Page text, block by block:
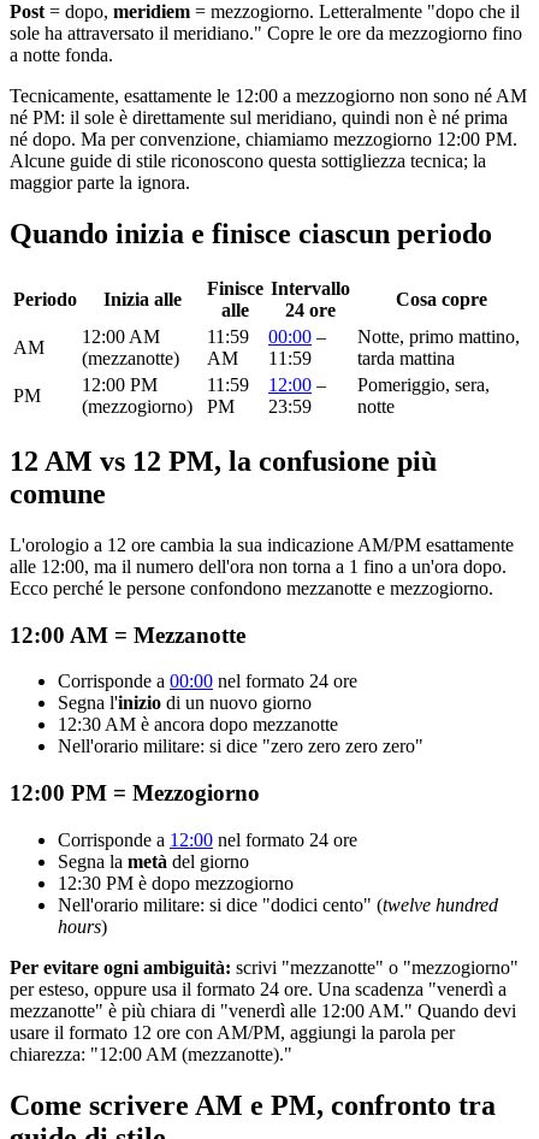
Post = dopo, meridiem = mezzogiorno. Letteralmente "dopo che il
sole ha attraversato il meridiano." Copre le ore da mezzogiorno fino
a notte fonda.
Tecnicamente, esattamente le 12:00 a mezzogiorno non sono né AM
né PM: il sole è direttamente sul meridiano, quindi non è né prima
né dopo. Ma per convenzione, chiamiamo mezzogiorno 12:00 PM.
Alcune guide di stile riconoscono questa sottigliezza tecnica; la
maggior parte la ignora.
Quando inizia e finisce ciascun periodo
Periodo Inizia alle
Finisce
alle
Intervallo
24 ore
Cosa copre
AM
12:00 AM
(mezzanotte)
11:59
AM
00:00 –
11:59
Notte, primo mattino,
tarda mattina
PM
12:00 PM
(mezzogiorno)
11:59
PM
12:00 –
23:59
Pomeriggio, sera,
notte
12 AM vs 12 PM, la confusione più
comune
L'orologio a 12 ore cambia la sua indicazione AM/PM esattamente
alle 12:00, ma il numero dell'ora non torna a 1 fino a un'ora dopo.
Ecco perché le persone confondono mezzanotte e mezzogiorno.
12:00 AM = Mezzanotte
Corrisponde a 00:00 nel formato 24 ore
Segna l'inizio di un nuovo giorno
12:30 AM è ancora dopo mezzanotte
Nell'orario militare: si dice "zero zero zero zero"
12:00 PM = Mezzogiorno
Corrisponde a 12:00 nel formato 24 ore
Segna la metà del giorno
12:30 PM è dopo mezzogiorno
Nell'orario militare: si dice "dodici cento" (twelve hundred
hours)
Per evitare ogni ambiguità: scrivi "mezzanotte" o "mezzogiorno"
per esteso, oppure usa il formato 24 ore. Una scadenza "venerdì a
mezzanotte" è più chiara di "venerdì alle 12:00 AM." Quando devi
usare il formato 12 ore con AM/PM, aggiungi la parola per
chiarezza: "12:00 AM (mezzanotte)."
Come scrivere AM e PM, confronto tra